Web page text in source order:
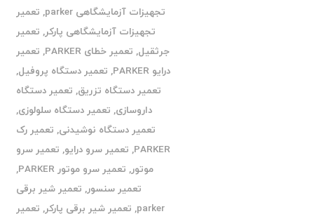
تجهیزات آزمایشگاهی parker
, تعمیر
تجهیزات آزمایشگاهی پارکر, تعمیر
جرثقیل, تعمیر خطای PARKER , تعمیر
درایو PARKER
, تعمیر دستگاه پروفیل,
تعمیر دستگاه تزریق, تعمیر دستگاه
داروسازی, تعمیر دستگاه سلولوزی,
تعمیر دستگاه نوشیدنی, تعمیر رک
PARKER
, تعمیر سرو درایو, تعمیر سرو
موتور, تعمیر سرو موتور PARKER
,
تعمیر سنسور, تعمیر شیر برقی
parker
, تعمیر شیر برقی پارکر, تعمیر